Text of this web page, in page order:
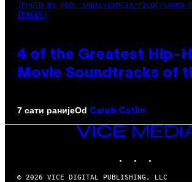
(PHOTO BY POOL ARNAL/GARCIA/PICOT/GAMMA-
IMAGES)
4 of the Greatest Hip-
Movie Soundtracks of
7 сати ранијеOd Caleb Catlin
VICE
MEDIA
© 2026 VICE DIGITAL PUBLISHING, LLC